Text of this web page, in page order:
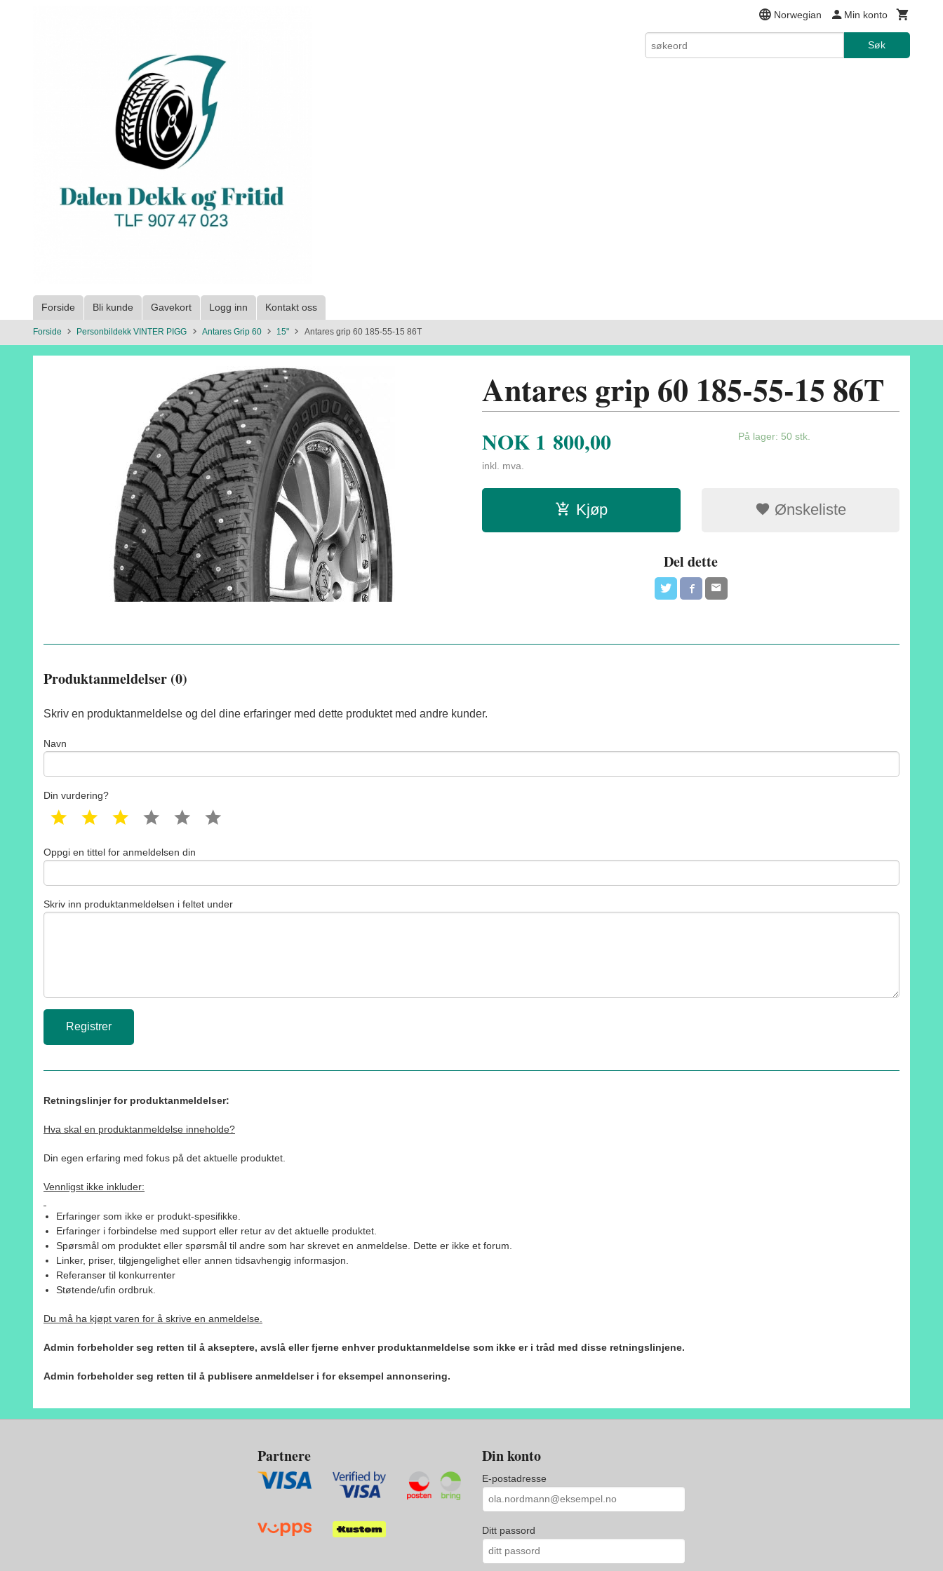
Norwegian Min konto
Søk
Forside Bli kunde Gavekort Logg inn Kontakt oss
Forside Personbildekk VINTER PIGG Antares Grip 60 15" Antares grip 60 185-55-15 86T
Antares grip 60 185-55-15 86T
NOK 1 800,00
inkl. mva.
På lager: 50 stk.
Kjøp Ønskeliste
Del dette
Produktanmeldelser (0)
Skriv en produktanmeldelse og del dine erfaringer med dette produktet med andre kunder.
Navn
Din vurdering?
1 star 2 star 3 star 4 star 5 star
Oppgi en tittel for anmeldelsen din
Skriv inn produktanmeldelsen i feltet under
Retningslinjer for produktanmeldelser:
Hva skal en produktanmeldelse inneholde?
Din egen erfaring med fokus på det aktuelle produktet.
Vennligst ikke inkluder:
Erfaringer som ikke er produkt-spesifikke.
Erfaringer i forbindelse med support eller retur av det aktuelle produktet.
Spørsmål om produktet eller spørsmål til andre som har skrevet en anmeldelse. Dette er ikke et forum.
Linker, priser, tilgjengelighet eller annen tidsavhengig informasjon.
Referanser til konkurrenter
Støtende/ufin ordbruk.
Du må ha kjøpt varen for å skrive en anmeldelse.
Admin forbeholder seg retten til å akseptere, avslå eller fjerne enhver produktanmeldelse som ikke er i tråd med disse retningslinjene.
Admin forbeholder seg retten til å publisere anmeldelser i for eksempel annonsering.
Partnere Din konto
E-postadresse
Ditt passord